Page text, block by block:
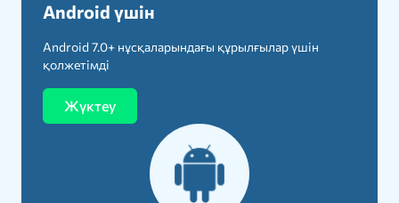
Android үшін
Android 7.0+ нұсқаларындағы құрылғылар үшін
қолжетімді
Жүктеу